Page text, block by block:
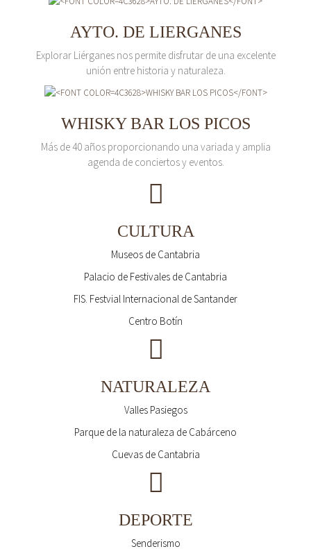
AYTO. DE LIERGANES
Explorar Liérganes nos permite disfrutar de una excelente
unión entre historia y naturaleza.
WHISKY BAR LOS PICOS
Más de 40 años proporcionando una variada y amplia
agenda de conciertos y eventos.
CULTURA
Museos de Cantabria
Palacio de Festivales de Cantabria
FIS. Festvial Internacional de Santander
Centro Botín
NATURALEZA
Valles Pasiegos
Parque de la naturaleza de Cabárceno
Cuevas de Cantabria
DEPORTE
Senderismo